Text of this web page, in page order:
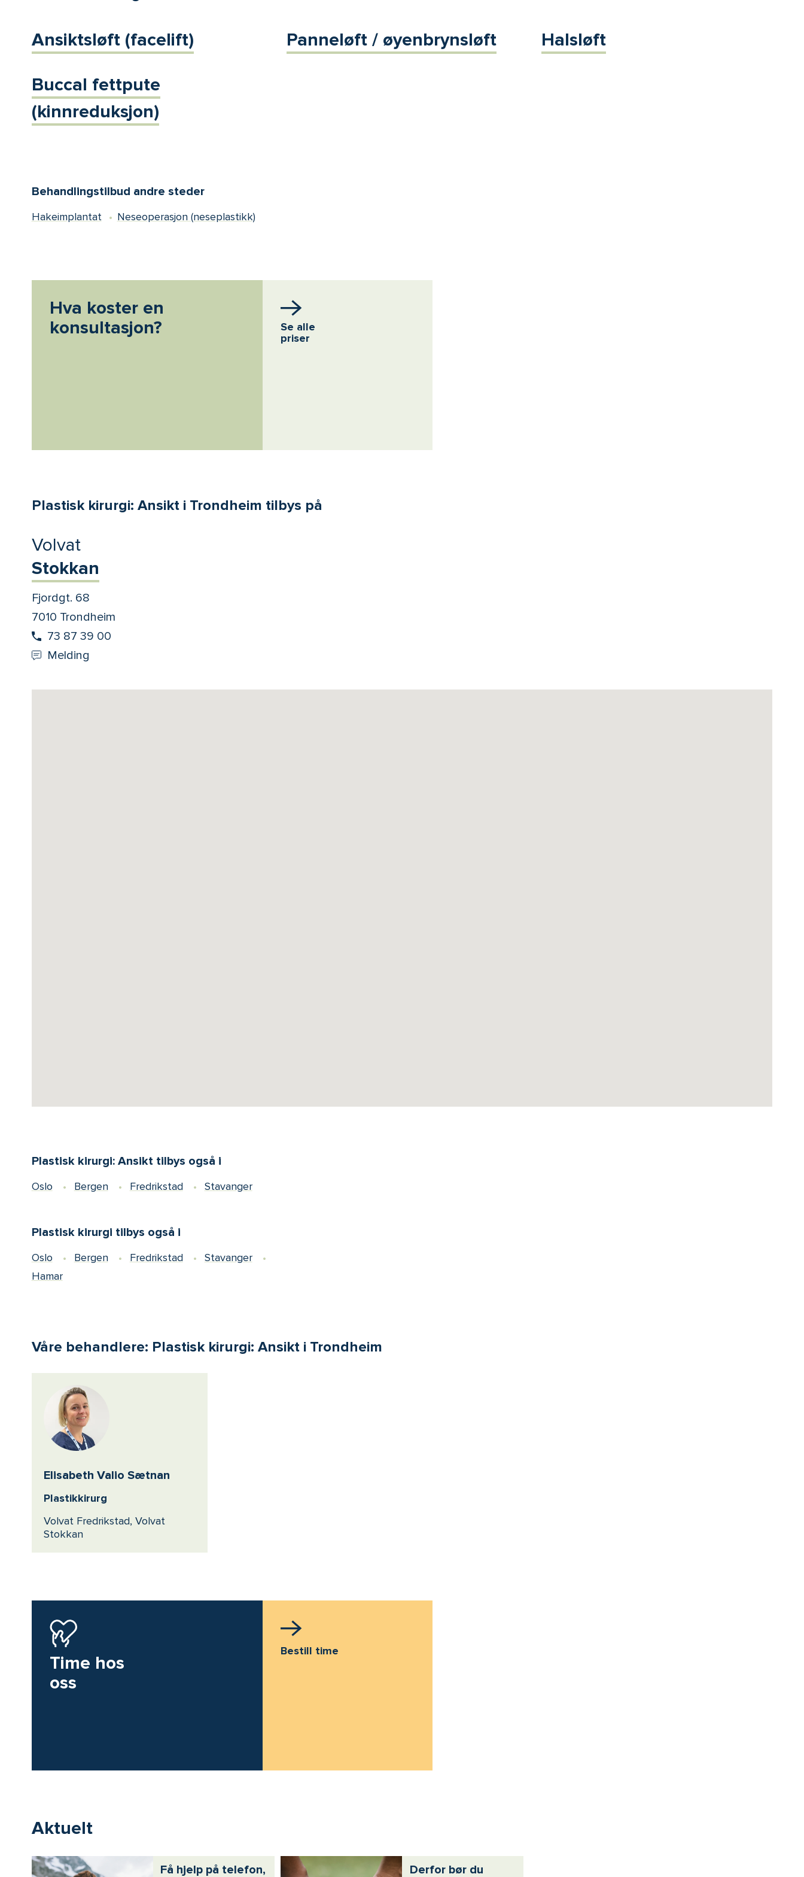
Ansiktsløft (facelift) Panneløft / øyenbrynsløft Halsløft
Buccal fettpute
(kinnreduksjon)
Behandlingstilbud andre steder
Hakeimplantat Neseoperasjon (neseplastikk)
Hva koster en
konsultasjon?
Se alle
priser
Plastisk kirurgi: Ansikt i Trondheim tilbys på
Volvat
Stokkan
Fjordgt. 68
7010 Trondheim
73 87 39 00
Melding
Plastisk kirurgi: Ansikt tilbys også i
Oslo Bergen Fredrikstad Stavanger
Plastisk kirurgi tilbys også i
Oslo Bergen Fredrikstad
Stavanger
Hamar
Våre behandlere: Plastisk kirurgi: Ansikt i Trondheim
Elisabeth Valio Sætnan
Plastikkirurg
Volvat Fredrikstad, Volvat
Stokkan
Time hos
oss
Bestill time
Aktuelt
Få hjelp på telefon,
Derfor bør du